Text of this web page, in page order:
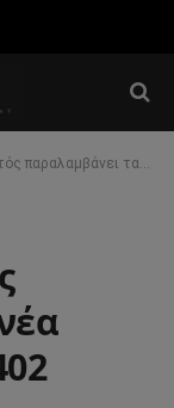
τα νέα άρματα Suleiman-402